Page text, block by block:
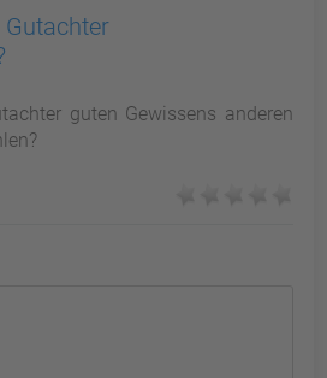
Gutachter
guten Gewissens anderen